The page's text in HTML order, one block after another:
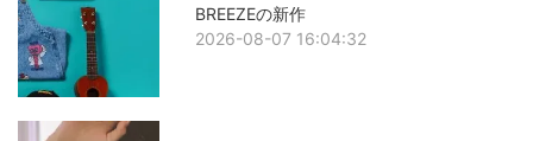
BREEZEの新作
2026-08-07 16:04:32